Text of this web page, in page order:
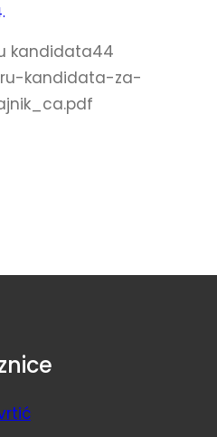
kandidata44
kandidata-za-